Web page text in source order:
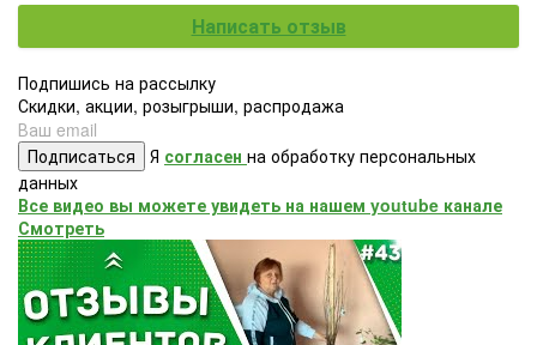
Написать отзыв
Подпишись на рассылку
Скидки, акции, розыгрыши, распродажа
Подписаться Я согласен на обработку персональных
данных
Все видео вы можете увидеть на нашем youtube канале
Смотреть